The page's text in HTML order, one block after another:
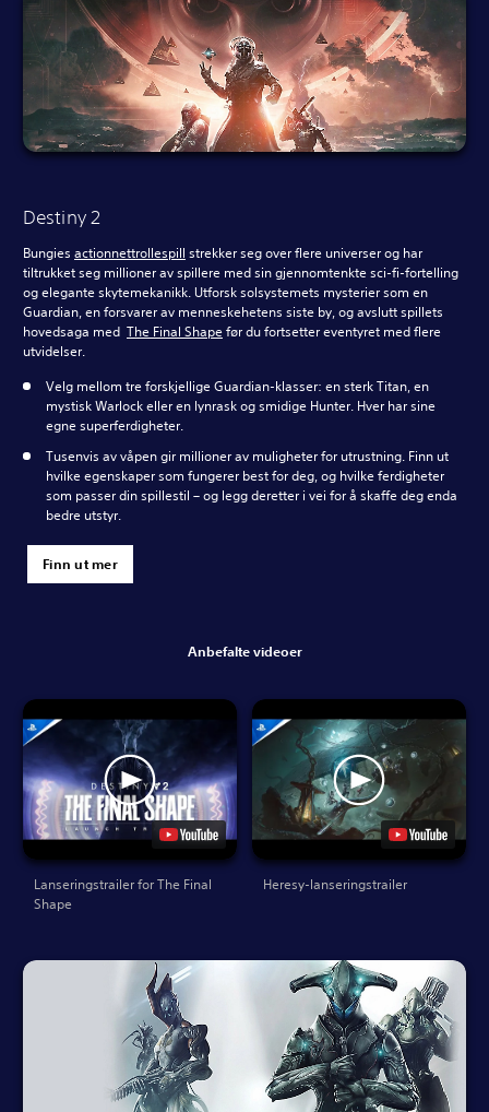
Destiny 2
Bungies actionnettrollespill strekker seg over flere universer og har
tiltrukket seg millioner av spillere med sin gjennomtenkte sci-fi-fortelling
og elegante skytemekanikk. Utforsk solsystemets mysterier som en
Guardian, en forsvarer av menneskehetens siste by, og avslutt spillets
hovedsaga med The Final Shapefør du fortsetter eventyret med flere
utvidelser.
Velg mellom tre forskjellige Guardian-klasser: en sterk Titan, en
mystisk Warlock eller en lynrask og smidige Hunter. Hver har sine
egne superferdigheter.
Tusenvis av våpen gir millioner av muligheter for utrustning. Finn ut
hvilke egenskaper som fungerer best for deg, og hvilke ferdigheter
som passer din spillestil – og legg deretter i vei for å skaffe deg enda
bedre utstyr.
Finn ut mer
Anbefalte videoer
Lanseringstrailer for The Final
Shape
Heresy-lanseringstrailer